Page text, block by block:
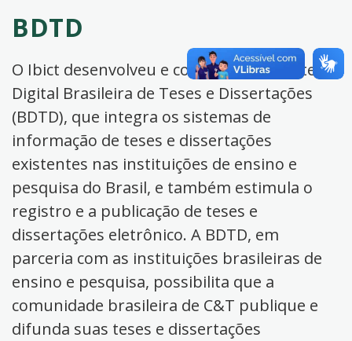
BDTD
O Ibict desenvolveu e coordena a Biblioteca
Digital Brasileira de Teses e Dissertações
(BDTD), que integra os sistemas de
informação de teses e dissertações
existentes nas instituições de ensino e
pesquisa do Brasil, e também estimula o
registro e a publicação de teses e
dissertações eletrônico. A BDTD, em
parceria com as instituições brasileiras de
ensino e pesquisa, possibilita que a
comunidade brasileira de C&T publique e
difunda suas teses e dissertações